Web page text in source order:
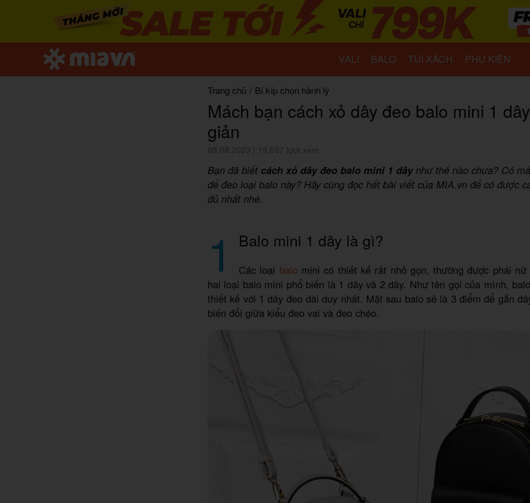
VALI BALO TÚI XÁCH PHỤ KIỆN
Trang chủ / Bí kíp chọn hành lý
Mách bạn cách xỏ dây đeo balo mini 1
giản
05.08.2023 19,697 lượt xem
Bạn đã biết cách xỏ dây đeo balo mini 1 dâynhư thế nào chưa? Có
để đeo loại balo này? Hãy cùng đọc hết bài viết của MIA.vn để có được
đủ nhất nhé.
1 Balo mini 1 dây là gì?
Các loại balo mini có thiết kế rất nhỏ gọn, thường được phái nữ
hai loại balo mini phổ biến là 1 dây và 2 dây. Như tên gọi của mình,
thiết kế với 1 dây đeo dài duy nhất. Mặt sau balo sẽ là 3 điểm để gắn
biến đổi giữa kiểu đeo vai và đeo chéo.